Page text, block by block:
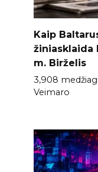
Kaip
žiniasklaida
m. Birželis
3,908
Veimaro